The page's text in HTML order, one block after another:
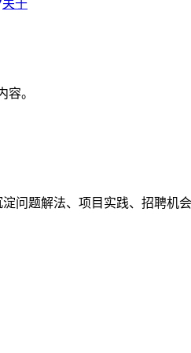
关于
容。
问题解法、项目实践、招聘机会